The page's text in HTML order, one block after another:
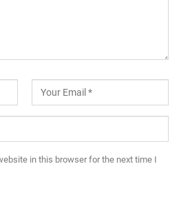
in this browser for the next time I